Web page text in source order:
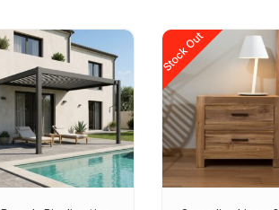
Stock Out